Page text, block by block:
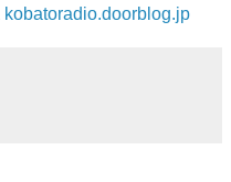
kobatoradio.doorblog.jp